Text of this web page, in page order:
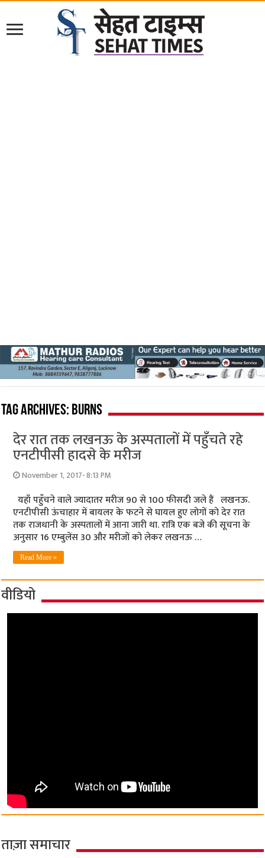
Tag Archives: burns
देर रात तक लखनऊ के अस्पतालों में पहुँचते रहे
एनटीपीसी हादसे के मरीज
November 1, 2017- 8:13 PM
यहाँ पहुँचने वाले ज्यादातर मरीज 90 से 100 फीसदी जले हैं लखनऊ.
एनटीपीसी ऊंचाहार में बायलर के फटने से घायल हुए लोगों को देर रात
तक राजधानी के अस्पतालों में आना जारी था. रात्रि एक बजे की सूचना के
अनुसार 16 एम्बुलेंस 30 और मरीजों को लेकर लखनऊ …
Read More »
वीडियो
ताज़ा समाचार